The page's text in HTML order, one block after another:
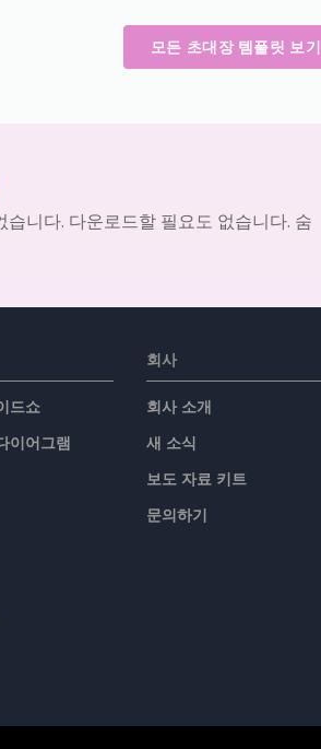
모든 초대장 템플릿 보기
니다. 다운로드할 필요도 없습니다. 숨
드쇼
이어그램
회사
회사 소개
새 소식
보도 자료 키트
문의하기